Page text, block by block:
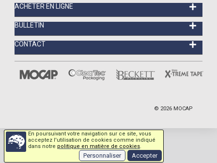
ACHETER EN LIGNE
BULLETIN
CONTACT
© 2026 MOCAP
En poursuivant votre navigation sur ce site, vous
acceptez l'utilisation de cookies comme indiqué
dans notre politique en matière de cookies.
Personnaliser Accepter